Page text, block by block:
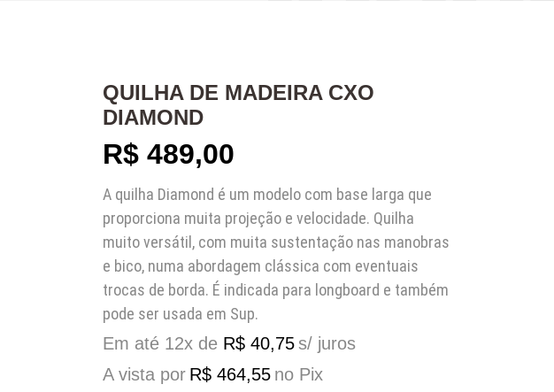
QUILHA DE MADEIRA CXO
DIAMOND
R$ 489,00
A quilha Diamond é um modelo com base larga que
proporciona muita projeção e velocidade. Quilha
muito versátil, com muita sustentação nas manobras
e bico, numa abordagem clássica com eventuais
trocas de borda. É indicada para longboard e também
pode ser usada em Sup.
Em até 12x de R$ 40,75s/ juros
A vista por R$ 464,55 no Pix